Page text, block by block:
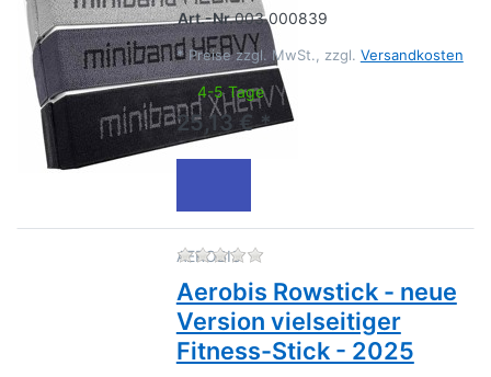
Art.-Nr.003.000839
* Preise zzgl. MwSt., zzgl. Versandkosten
4-5 Tage
25,13 € *
AEROBIS Zu diesem Produkt liegen
Aerobis Rowstick - neue
Version vielseitiger
Fitness-Stick - 2025